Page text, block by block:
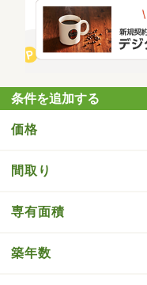
条件を追加する
価格
間取り
専有面積
築年数